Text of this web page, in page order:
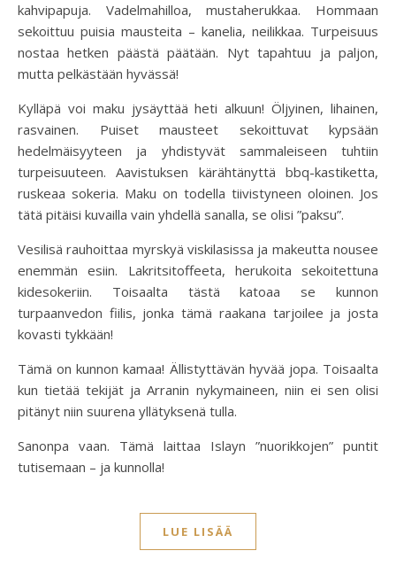
kahvipapuja. Vadelmahilloa, mustaherukkaa. Hommaan
sekoittuu puisia mausteita – kanelia, neilikkaa. Turpeisuus
nostaa hetken päästä päätään. Nyt tapahtuu ja paljon,
mutta pelkästään hyvässä!
Kylläpä voi maku jysäyttää heti alkuun! Öljyinen, lihainen,
rasvainen. Puiset mausteet sekoittuvat kypsään
hedelmäisyyteen ja yhdistyvät sammaleiseen tuhtiin
turpeisuuteen. Aavistuksen kärähtänyttä bbq-kastiketta,
ruskeaa sokeria. Maku on todella tiivistyneen oloinen. Jos
tätä pitäisi kuvailla vain yhdellä sanalla, se olisi ”paksu”.
Vesilisä rauhoittaa myrskyä viskilasissa ja makeutta nousee
enemmän esiin. Lakritsitoffeeta, herukoita sekoitettuna
kidesokeriin. Toisaalta tästä katoaa se kunnon
turpaanvedon fiilis, jonka tämä raakana tarjoilee ja josta
kovasti tykkään!
Tämä on kunnon kamaa! Ällistyttävän hyvää jopa. Toisaalta
kun tietää tekijät ja Arranin nykymaineen, niin ei sen olisi
pitänyt niin suurena yllätyksenä tulla.
Sanonpa vaan. Tämä laittaa Islayn ”nuorikkojen” puntit
tutisemaan – ja kunnolla!
LUE LISÄÄ